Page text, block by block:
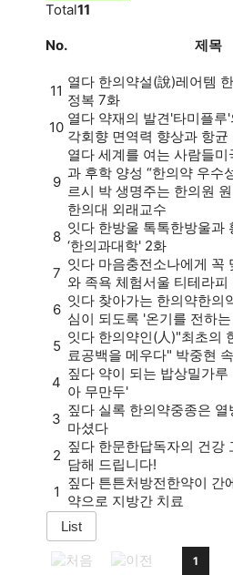
Total11
No. 제목
11
열다 한의약설(說)레어템
정복 7화
10
열다 약재의 발견'타미플루
각회향 면역력 향상과 항균
9
열다 세계를 여는 사람들미
과 후학 양성 “한의약 우수
르시 박 생명주는 한의원
한의대 외래교수
8
잇다 한방울 톡톡한방울과
‘한의과대학' 2화
7
잇다 마음충전소나에게 꼭
와 족욕 체험서울 티테라피
6
잇다 찾아가는 한의약한의
심이 되도록 '온기를 전하
5
잇다 한의약인(人)"최초의
료공백을 메우다" 박중현
4
짚다 약이 되는 밥상밀가루
아 무만두'
3
짚다 실록 한의약중종은 열
마셨다
2
짚다 한문한답독자의 건강
담해 드립니다!
1
짚다 튼튼처방전한약이 간
약으로 지방간 치료
1